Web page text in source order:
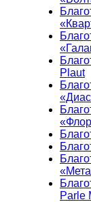
Plaut
Parle